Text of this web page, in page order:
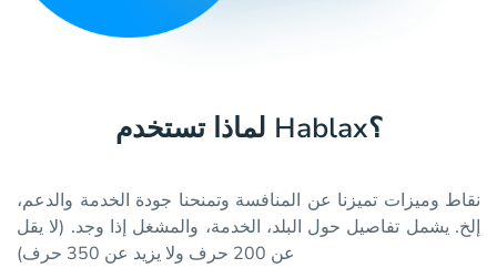
لماذا تستخدم Hablax؟
نقاط وميزات تميزنا عن المنافسة وتمنحنا جودة الخدمة والدعم،
إلخ. يشمل تفاصيل حول البلد، الخدمة، والمشغل إذا وجد. (لا يقل
عن 200 حرف ولا يزيد عن 350 حرف)